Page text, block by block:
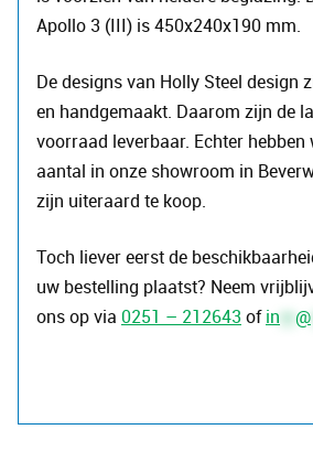
Apollo 3 (III) is 450x240x190 mm.
De designs van Holly Steel design
en handgemaakt. Daarom zijn de
voorraad leverbaar. Echter hebben
aantal in onze showroom in
zijn uiteraard te koop.
Toch liever eerst de
uw bestelling plaatst? Neem
ons op via 0251 – 212643 ofin**@